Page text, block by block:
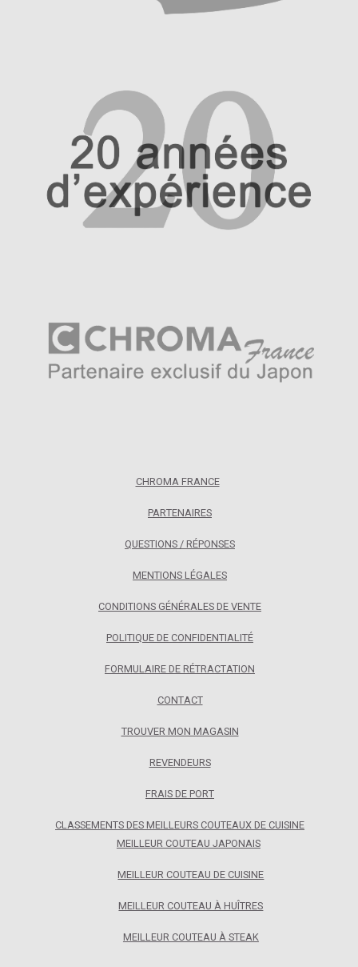
CHROMA FRANCE
PARTENAIRES
QUESTIONS / RÉPONSES
MENTIONS LÉGALES
CONDITIONS GÉNÉRALES DE VENTE
POLITIQUE DE CONFIDENTIALITÉ
FORMULAIRE DE RÉTRACTATION
CONTACT
TROUVER MON MAGASIN
REVENDEURS
FRAIS DE PORT
CLASSEMENTS DES MEILLEURS COUTEAUX DE CUISINE
MEILLEUR COUTEAU JAPONAIS
MEILLEUR COUTEAU DE CUISINE
MEILLEUR COUTEAU À HUÎTRES
MEILLEUR COUTEAU À STEAK